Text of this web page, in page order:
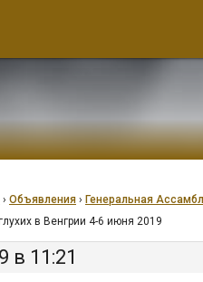
› Объявления › Генеральная
в Венгрии 4-6 июня 2019
в 11:21